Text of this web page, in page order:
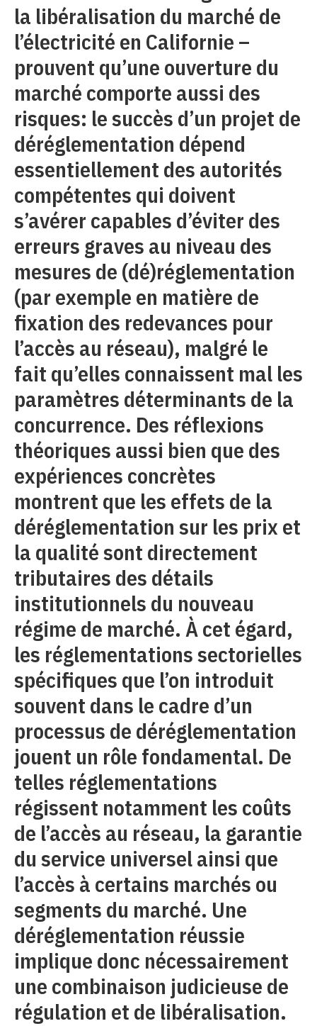
la libéralisation du marché de
l’électricité en Californie –
prouvent qu’une ouverture du
marché comporte aussi des
risques: le succès d’un projet de
déréglementation dépend
essentiellement des autorités
compétentes qui doivent
s’avérer capables d’éviter des
erreurs graves au niveau des
mesures de (dé)réglementation
(par exemple en matière de
fixation des redevances pour
l’accès au réseau), malgré le
fait qu’elles connaissent mal les
paramètres déterminants de la
concurrence. Des réflexions
théoriques aussi bien que des
expériences concrètes
montrent que les effets de la
déréglementation sur les prix et
la qualité sont directement
tributaires des détails
institutionnels du nouveau
régime de marché. À cet égard,
les réglementations sectorielles
spécifiques que l’on introduit
souvent dans le cadre d’un
processus de déréglementation
jouent un rôle fondamental. De
telles réglementations
régissent notamment les coûts
de l’accès au réseau, la garantie
du service universel ainsi que
l’accès à certains marchés ou
segments du marché. Une
déréglementation réussie
implique donc nécessairement
une combinaison judicieuse de
régulation et de libéralisation.